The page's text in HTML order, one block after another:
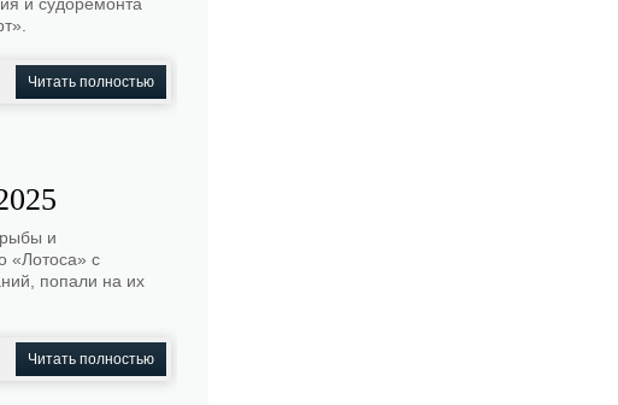
Читать полностью
рыбы и
«Лотоса» с
попали на их
Читать полностью